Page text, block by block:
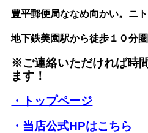
豊平郵便局ななめ向かい。ニ
地下鉄美園駅から徒歩１０分
※ご連絡いただければ時
ます！
・トップページ
・当店公式HPはこちら